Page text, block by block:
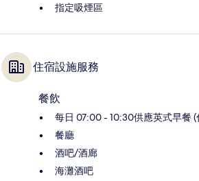
指定吸煙區
住宿設施服務
餐飲
每日 07:00 - 10:30供應英式早餐 (
餐廳
酒吧/酒廊
海灘酒吧